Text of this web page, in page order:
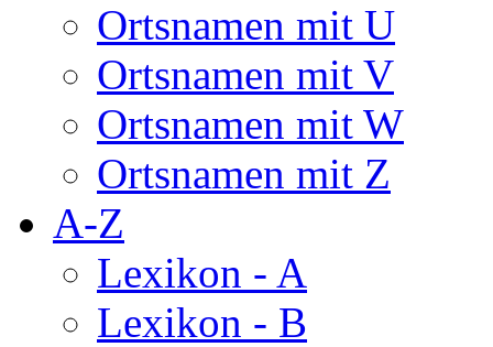
Ortsnamen mit U
Ortsnamen mit V
Ortsnamen mit W
Ortsnamen mit Z
A-Z
Lexikon - A
Lexikon - B